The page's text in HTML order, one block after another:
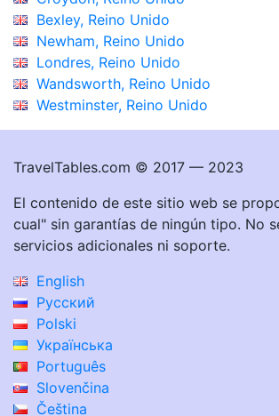
Bexley, Reino Unido
Newham, Reino Unido
Londres, Reino Unido
Wandsworth, Reino Unido
Westminster, Reino Unido
TravelTables.com © 2017 — 2023
El contenido de este sitio web se
cual" sin garantías de ningún tipo. No
servicios adicionales ni soporte.
English
Русский
Polski
Українська
Português
Slovenčina
Čeština